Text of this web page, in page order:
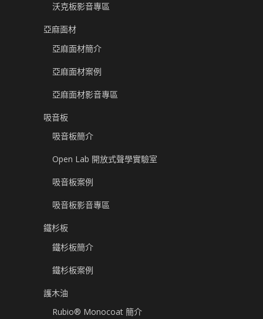
沃克板影音專區
亞麻面材
亞麻面材簡介
亞麻面材案例
亞麻面材影音專區
吸音板
吸音板簡介
Open Lab 開放式聲學實驗室
吸音板案例
吸音板影音專區
鐵杉板
鐵杉板簡介
鐵杉板案例
護木油
Rubio® Monocoat 簡介